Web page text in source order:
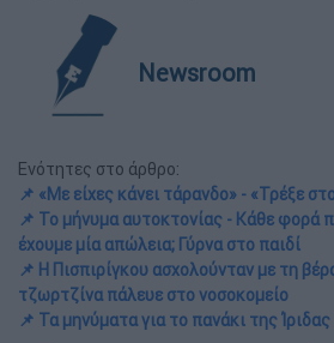
Newsroom
Ενότητες στο άρθρο:
📌 «Με είχες κάνει τάρανδο» - «Τρέξε
📌 Το μήνυμα αυτοκτονίας - Κάθε φορά
έχουμε μία απώλεια; Γύρνα στο παιδί
📌 Η Πισπιρίγκου ασχολούνταν με τη
τζωρτζίνα πάλευε στο νοσοκομείο
📌 Τα μηνύματα για το πανάκι της Ίριδας